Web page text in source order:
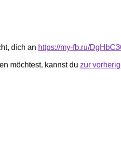
dich an https://my-fb.ru/
möchtest, kannst du zur